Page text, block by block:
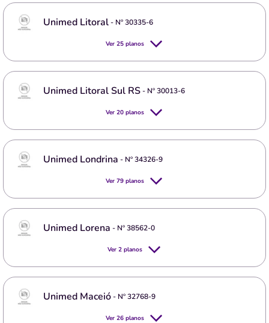
Unimed Litoral- Nº30335-6
Ver 25 planos
Unimed Litoral Sul RS- Nº30013-6
Ver 20 planos
Unimed Londrina - Nº34326-9
Ver 79 planos
Unimed Lorena - Nº38562-0
Ver 2 planos
Unimed Maceió- Nº32768-9
Ver 26 planos